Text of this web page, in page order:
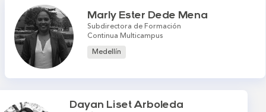
Marly Ester Dede Mena
Subdirectora de Formación
Continua Multicampus
Medellín
Dayan Liset Arboleda